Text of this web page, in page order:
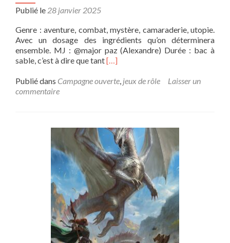
Publié le 28 janvier 2025
Genre : aventure, combat, mystère, camaraderie, utopie.
Avec un dosage des ingrédients qu’on déterminera
ensemble. MJ : @major paz (Alexandre) Durée : bac à
sable, c’est à dire que tantEn
plus
pirates
et
yohoho!
[…]
Publié dans Campagne ouverte, jeux de rôle
Laisser un
commentaire